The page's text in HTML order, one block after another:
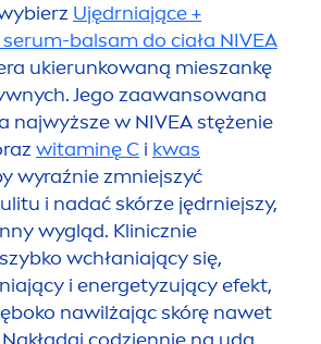
Ujędrniające +
balsam do ciała NIVEA
ukierunkowaną mieszankę
Jego zaawansowana
najwyższe w NIVEAstężenie
witaminę C i kwas
wyraźnie zmniejszyć
i nadać skórze jędrniejszy,
wygląd. Klinicznie
wchłaniający się,
i energetyzujący efekt,
nawilżając skórę nawet